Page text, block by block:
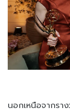
นอกเหนือจากรา